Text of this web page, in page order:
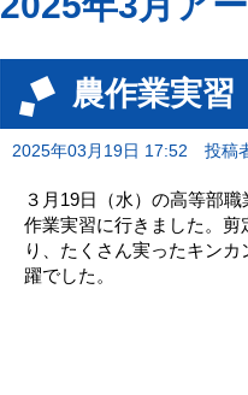
農作業実習
2025年03月19日 17:52 投稿
３月19日（水）の高等部
作業実習に行きました。
り、たくさん実ったキン
躍でした。